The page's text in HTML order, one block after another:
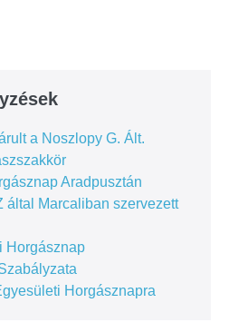
a Noszlopy G. Ált.
Aradpusztán
által Marcaliban szervezett
Horgásznap
Horgásznapra